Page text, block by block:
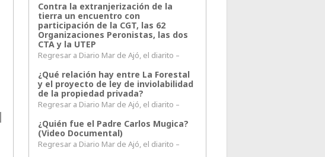
Contra la extranjerización de la
tierra un encuentro con
participación de la CGT, las 62
Organizaciones Peronistas, las dos
CTA y la UTEP
Regresar a Diario Mar de Ajó, el diarito –
¿Qué relación hay entre La Forestal
y el proyecto de ley de inviolabilidad
de la propiedad privada?
Regresar a Diario Mar de Ajó, el diarito –
¿Quién fue el Padre Carlos Mugica?
(Video Documental)
Regresar a Diario Mar de Ajó, el diarito –